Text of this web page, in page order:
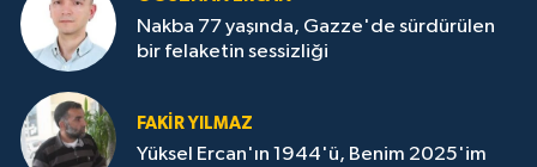
Nakba 77 yaşında, Gazze'de sürdürülen
bir felaketin sessizliği
FAKİR YILMAZ
Yüksel Ercan'ın 1944'ü, Benim 2025'im